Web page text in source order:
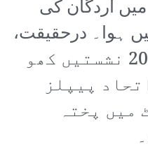
اردگان کی
درحقیقت،
اگرچہ اے کے پی تقریباً 20 نشستیں کھو
پیپلز
میں پختہ